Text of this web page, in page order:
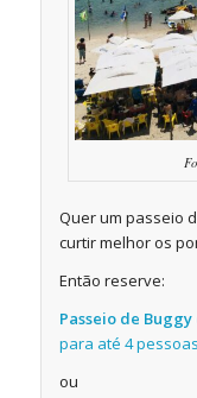
Quer um passeio
curtir melhor os
Então reserve:
Passeio de
para até 4 pessoas
ou